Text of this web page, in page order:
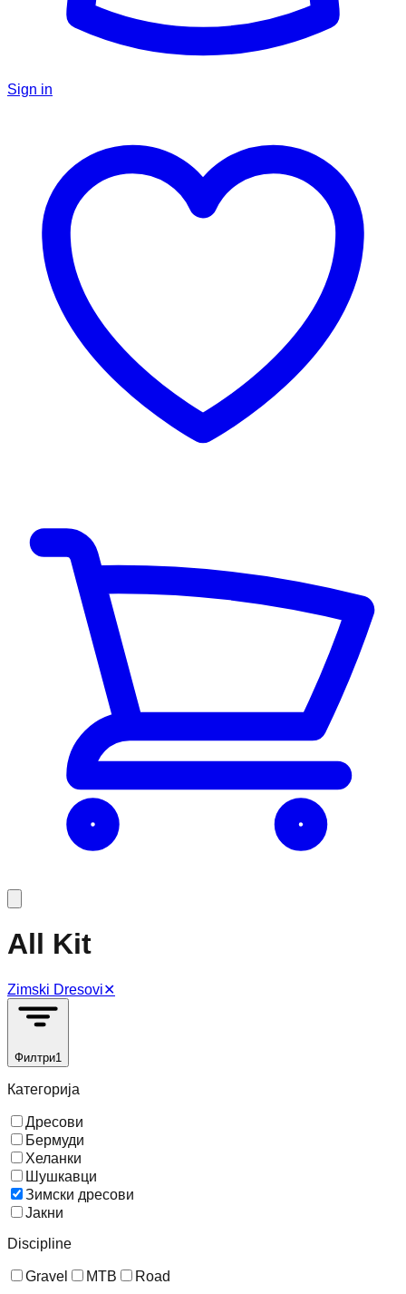
Sign in
All Kit
Zimski Dresovi✕
Филтри1
Категорија
Дресови
Бермуди
Хеланки
Шушкавци
Зимски дресови
Јакни
Discipline
Gravel MTB Road